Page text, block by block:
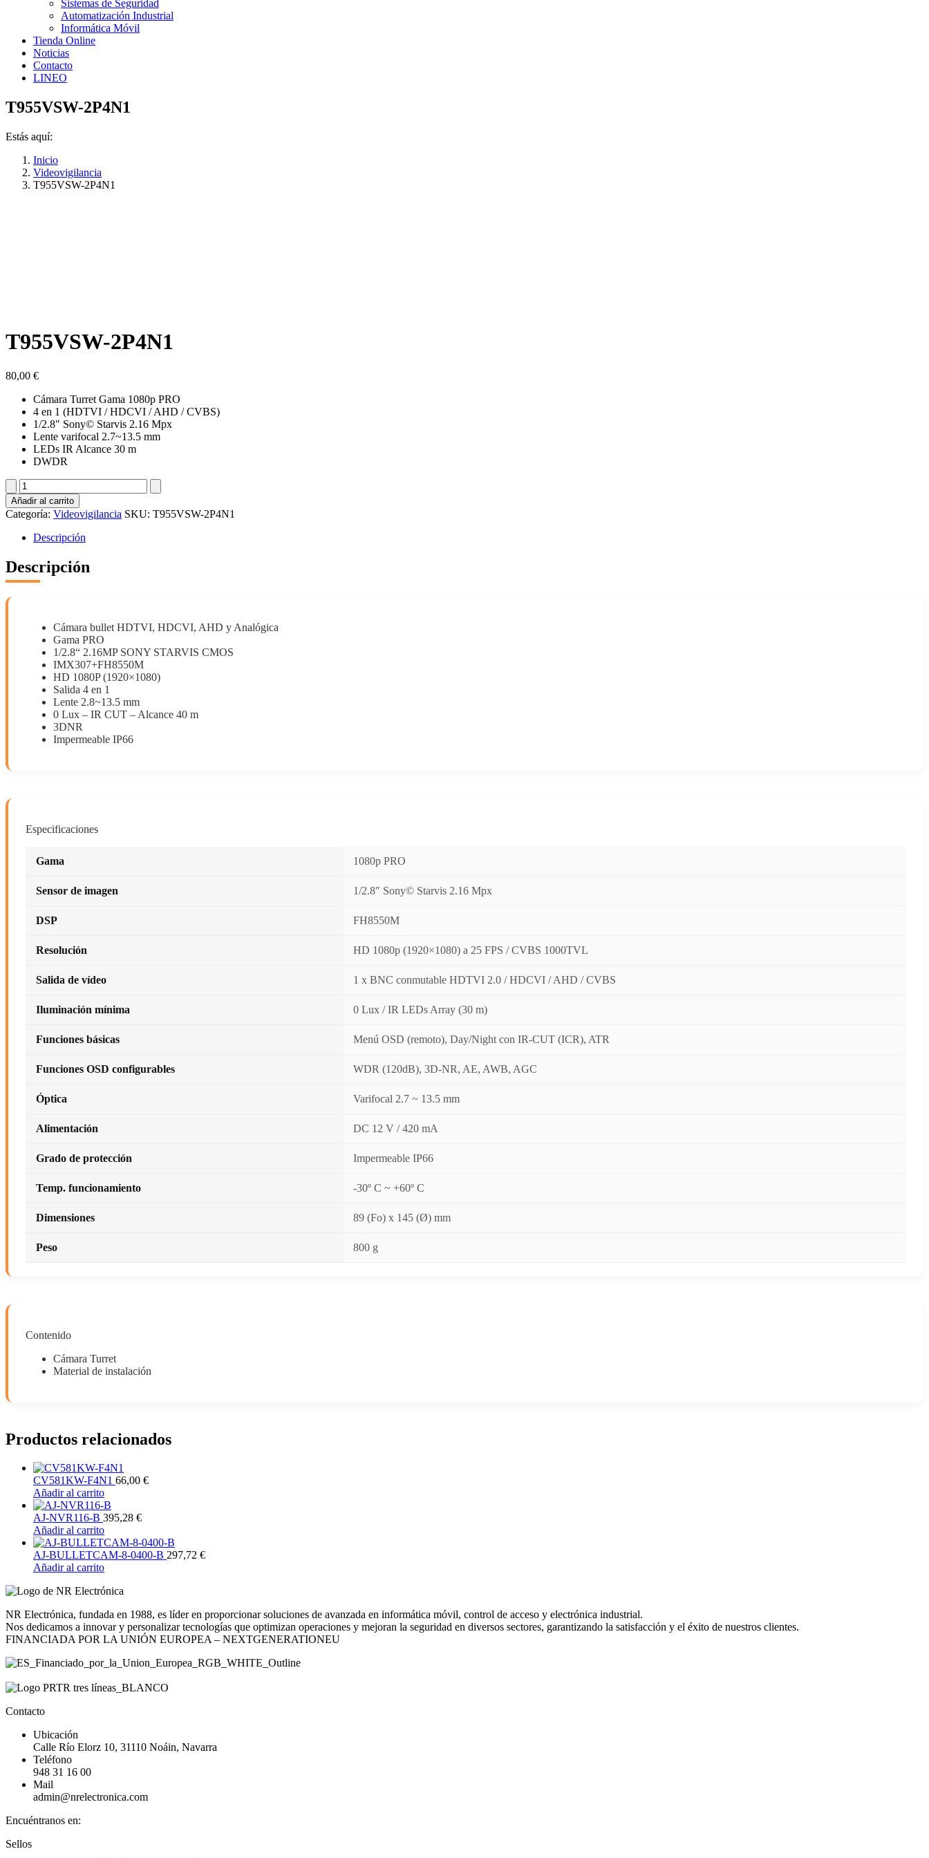
Sistemas de Seguridad
Automatización Industrial
Informática Móvil
Tienda Online
Noticias
Contacto
LINEO
T955VSW-2P4N1
Estás aquí:
Inicio
Videovigilancia
T955VSW-2P4N1
T955VSW-2P4N1
80,00 €
Cámara Turret Gama 1080p PRO
4 en 1 (HDTVI / HDCVI / AHD / CVBS)
1/2.8" Sony© Starvis 2.16 Mpx
Lente varifocal 2.7~13.5 mm
LEDs IR Alcance 30 m
DWDR
T955VSW-
2P4N1
cantidad
Añadir al carrito
Categoría: Videovigilancia SKU: T955VSW-2P4N1
Descripción
Descripción
Cámara bullet HDTVI, HDCVI, AHD y Analógica
Gama PRO
1/2.8“ 2.16MP SONY STARVIS CMOS
IMX307+FH8550M
HD 1080P (1920×1080)
Salida 4 en 1
Lente 2.8~13.5 mm
0 Lux – IR CUT – Alcance 40 m
3DNR
Impermeable IP66
Especificaciones
Gama 1080p PRO
Sensor de imagen 1/2.8″ Sony© Starvis 2.16 Mpx
DSP FH8550M
Resolución HD 1080p (1920×1080) a 25 FPS / CVBS 1000TVL
Salida de vídeo 1 x BNC conmutable HDTVI 2.0 / HDCVI / AHD / CVBS
Iluminación mínima 0 Lux / IR LEDs Array (30 m)
Funciones básicas Menú OSD (remoto), Day/Night con IR-CUT (ICR), ATR
Funciones OSD configurables WDR (120dB), 3D-NR, AE, AWB, AGC
Óptica Varifocal 2.7 ~ 13.5 mm
Alimentación DC 12 V / 420 mA
Grado de protección Impermeable IP66
Temp. funcionamiento -30º C ~ +60º C
Dimensiones 89 (Fo) x 145 (Ø) mm
Peso 800 g
Contenido
Cámara Turret
Material de instalación
Productos relacionados
CV581KW-F4N1 66,00 €
Añadir al carrito
AJ-NVR116-B 395,28 €
Añadir al carrito
AJ-BULLETCAM-8-0400-B 297,72 €
Añadir al carrito
NR Electrónica, fundada en 1988, es líder en proporcionar soluciones de avanzada en informática móvil, control de acceso y electrónica industrial.
Nos dedicamos a innovar y personalizar tecnologías que optimizan operaciones y mejoran la seguridad en diversos sectores, garantizando la satisfacción y el éxito de nuestros clientes.
FINANCIADA POR LA UNIÓN EUROPEA – NEXTGENERATIONEU
Contacto
Ubicación
Calle Río Elorz 10, 31110 Noáin, Navarra
Teléfono
948 31 16 00
Mail
admin@nrelectronica.com
Encuéntranos en:
Facebook
Linkedin
Instagram
Sellos